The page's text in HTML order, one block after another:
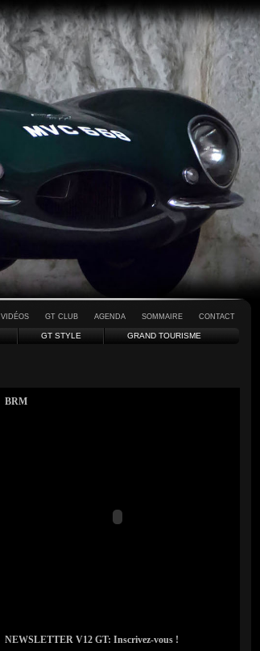
VIDÉOS GT CLUB AGENDA SOMMAIRE CONTACT
GT STYLE GRAND TOURISME
BRM
NEWSLETTER V12 GT: Inscrivez-vous !